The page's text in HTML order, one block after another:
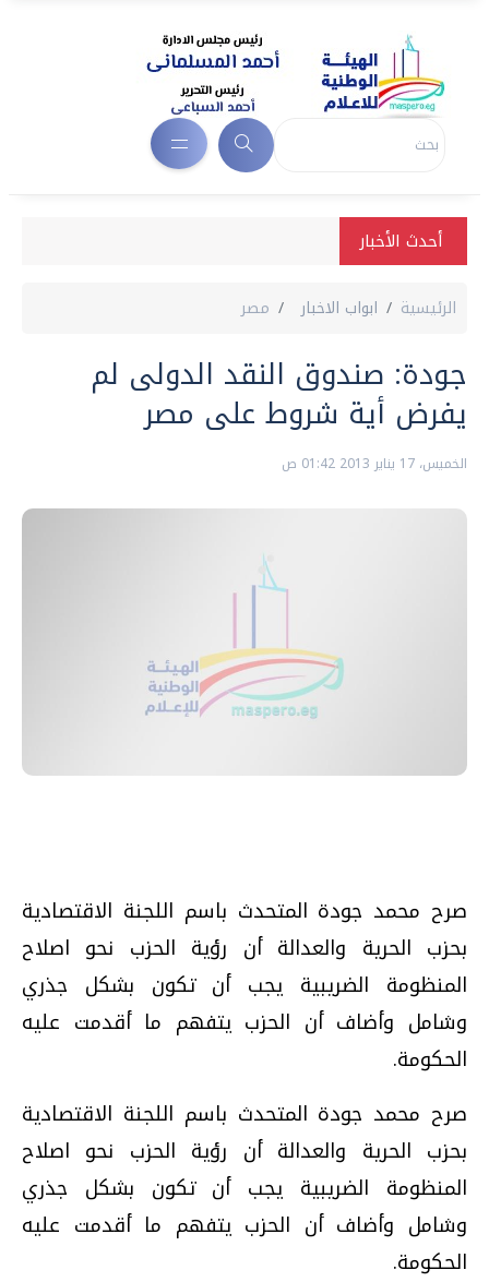
أحدث الأخبار
الرئيسية ابواب الاخبار مصر
جودة: صندوق النقد الدولى لم
يفرض أية شروط على مصر
الخميس، 17 يناير 2013 01:42 ص
صرح محمد جودة المتحدث باسم اللجنة الاقتصادية
بحزب الحرية والعدالة أن رؤية الحزب نحو اصلاح
المنظومة الضريبية يجب أن تكون بشكل جذري
وشامل وأضاف أن الحزب يتفهم ما أقدمت عليه
الحكومة.
صرح محمد جودة المتحدث باسم اللجنة الاقتصادية
بحزب الحرية والعدالة أن رؤية الحزب نحو اصلاح
المنظومة الضريبية يجب أن تكون بشكل جذري
وشامل وأضاف أن الحزب يتفهم ما أقدمت عليه
الحكومة.